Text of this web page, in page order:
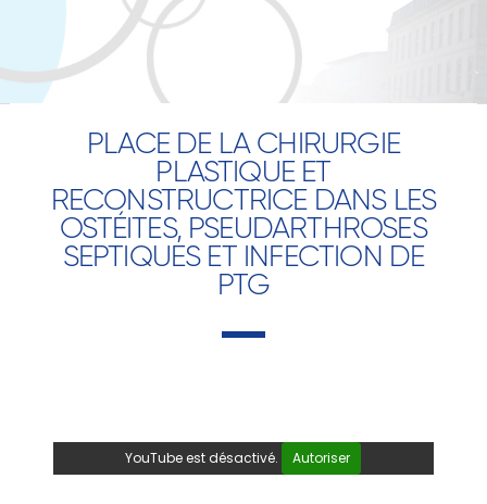
PLACE DE LA CHIRURGIE
PLASTIQUE ET
RECONSTRUCTRICE DANS LES
OSTÉITES, PSEUDARTHROSES
SEPTIQUES ET INFECTION DE
PTG
YouTube est désactivé. Autoriser